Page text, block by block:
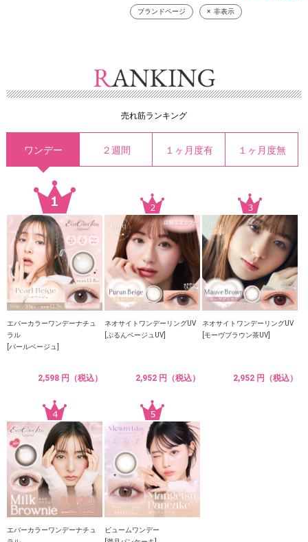
ブランドページ 非表示
売れ筋ランキング
ワンデー ２週間 １ヶ月度有 １ヶ月度無
エバーカラーワンデーナチュ
ラル
[パールベージュ]
2,598 円（税込）
ネオサイトワンデーリングUV
[ぷるんベージュUV]
2,952 円（税込）
ネオサイトワンデーリングUV
[モーヴブラウン茶UV]
2,952 円（税込）
エバーカラーワンデーナチュ
ビュームワンデー